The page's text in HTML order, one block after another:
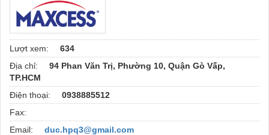
Lượt xem:
634
Địa chỉ:
94 Phan Văn Trị, Phường 10, Quận Gò Vấp,
TP.HCM
Điện thoại:
0938885512
Fax:
Email:
duc.hpq3@gmail.com